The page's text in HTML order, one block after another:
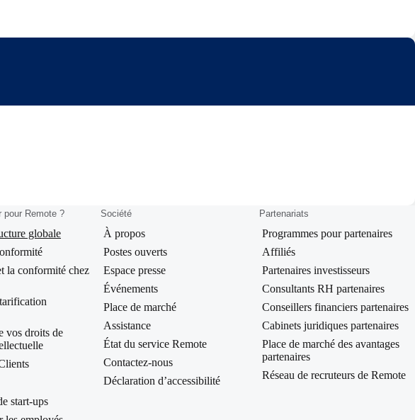
pour Remote ?
globale
la conformité chez
vos droits de
start-ups
Société
À propos
Postes ouverts
Espace presse
Événements
Place de marché
Assistance
État du service Remote
Contactez‑nous
Déclaration d’accessibilité
Partenariats
Programmes pour partenaires
Affiliés
Partenaires investisseurs
Consultants RH partenaires
Conseillers financiers partenaires
Cabinets juridiques partenaires
Place de marché des avantages
partenaires
Réseau de recruteurs de Remote